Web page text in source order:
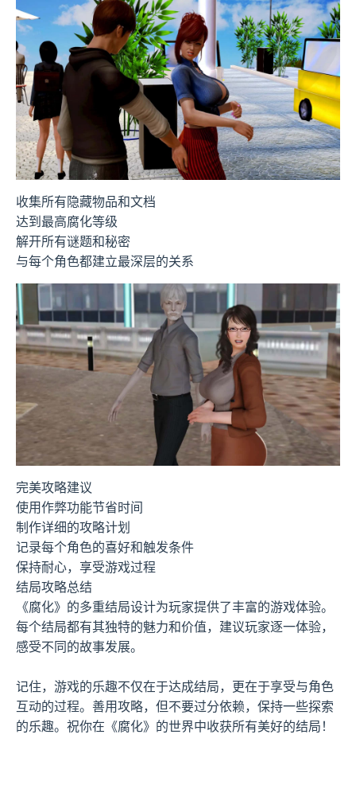
收集所有隐藏物品和文档
达到最高腐化等级
解开所有谜题和秘密
与每个角色都建立最深层的关系
完美攻略建议
使用作弊功能节省时间
制作详细的攻略计划
记录每个角色的喜好和触发条件
保持耐心，享受游戏过程
结局攻略总结
《腐化》的多重结局设计为玩家提供了丰富的游戏体验。
每个结局都有其独特的魅力和价值，建议玩家逐一体验，
感受不同的故事发展。
记住，游戏的乐趣不仅在于达成结局，更在于享受与角色
互动的过程。善用攻略，但不要过分依赖，保持一些探索
的乐趣。祝你在《腐化》的世界中收获所有美好的结局！